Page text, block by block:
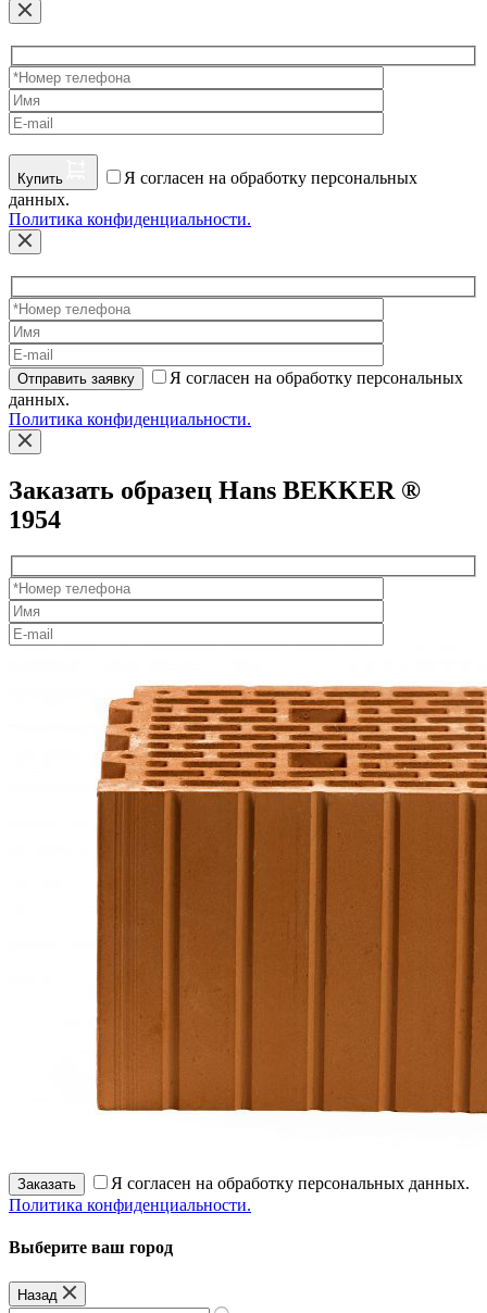
Купить
Я согласен на обработку персональных
данных.
Политика конфиденциальности.
Отправить заявку
Я согласен на обработку персональных
данных.
Политика конфиденциальности.
Заказать образец Hans BEKKER ®
1954
Заказать
Я согласен на обработку персональных данных.
Политика конфиденциальности.
Выберите ваш город
Назад